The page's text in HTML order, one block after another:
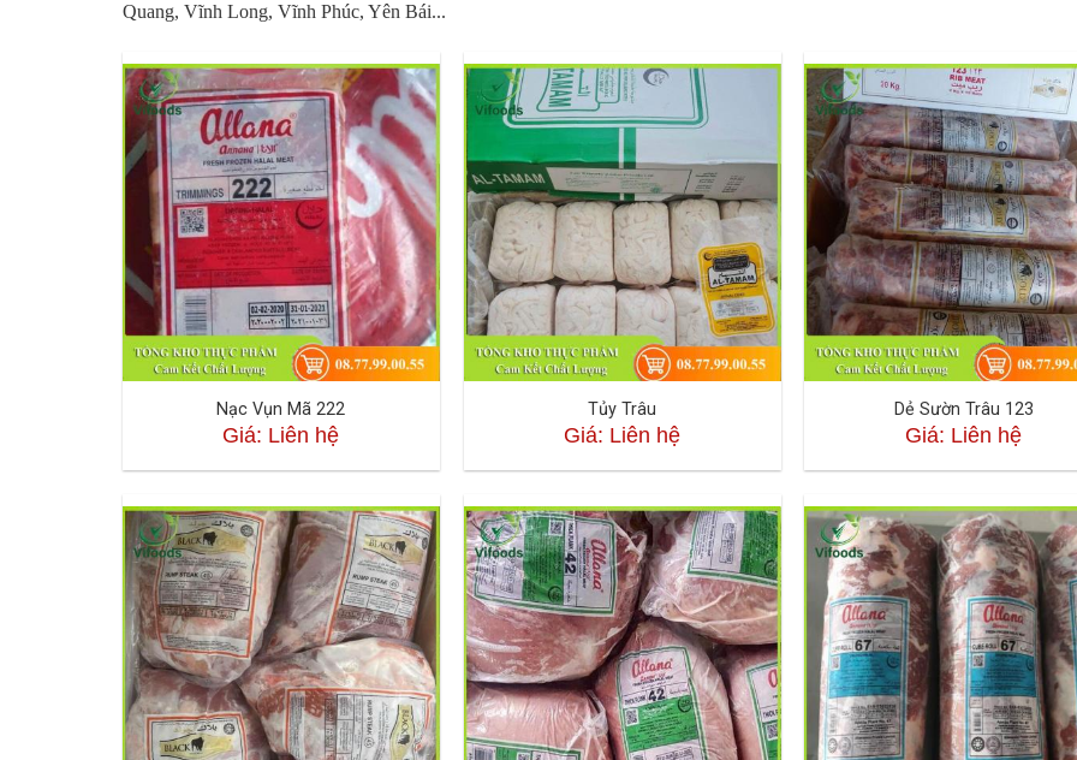
Quang, Vĩnh Long, Vĩnh Phúc, Yên Bái...
Nạc Vụn Mã 222
Giá: Liên hệ
Tủy Trâu
Giá: Liên hệ
Dẻ Sườn Trâu 123
Giá: Liên hệ